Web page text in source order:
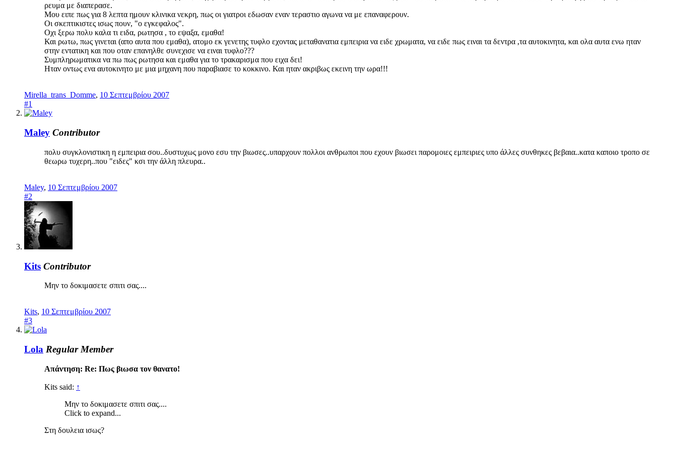
ρευμα με διαπερασε.
Μου ειπε πως για 8 λεπτα ημουν κλινικα νεκρη, πως οι γιατροι εδωσαν εναν τεραστιο αγωνα να με επαναφερουν.
Οι σκεπτικιστες ισως πουν, "ο εγκεφαλος".
Οχι ξερω πολυ καλα τι ειδα, ρωτησα , το εψαξα, εμαθα!
Και ρωτω, πως γινεται (απο αυτα που εμαθα), ατομο εκ γενετης τυφλο εχοντας μεταθανατια εμπειρια να ειδε χρωματα, να ειδε πως ειναι τα δεντρα ,τα αυτοκινητα, και ολα αυτα ενω ηταν
στην εντατικη και που οταν επανηλθε συνεχισε να ειναι τυφλο???
Συμπληρωματικα να πω πως ρωτησα και εμαθα για το τρακαρισμα που ειχα δει!
Ηταν οντως ενα αυτοκινητο με μια μηχανη που παραβιασε το κοκκινο. Και ηταν ακριβως εκεινη την ωρα!!!
Mirella_trans_Domme, 10 Σεπτεμβρίου 2007
#1
Maley Contributor
πολυ συγκλονιστικη η εμπειρια σου..δυστυχως μονο εσυ την βιωσες..υπαρχουν πολλοι ανθρωποι που εχουν βιωσει παρομοιες εμπειριες υπο άλλες συνθηκες βεβαια..κατα καποιο τροπο σε
θεωρω τυχερη..που "ειδες" κσι την άλλη πλευρα..
Maley, 10 Σεπτεμβρίου 2007
#2
Kits Contributor
Μην το δοκιμασετε σπιτι σας....
Kits, 10 Σεπτεμβρίου 2007
#3
Lola Regular Member
Απάντηση: Re: Πως βιωσα τον θανατο!
Kits said: ↑
Μην το δοκιμασετε σπιτι σας....
Click to expand...
Στη δουλεια ισως?